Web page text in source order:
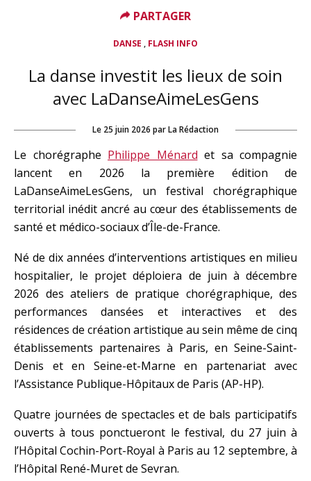
DANSE , FLASH INFO
La danse investit les lieux de soin
avec LaDanseAimeLesGens
Le 25 juin 2026 parLa Rédaction
Le chorégraphe Philippe Ménard et sa compagnie
lancent en 2026 la première édition de
LaDanseAimeLesGens, un festival chorégraphique
territorial inédit ancré au cœur des établissements de
santé et médico-sociaux d’Île-de-France.
Né de dix années d’interventions artistiques en milieu
hospitalier, le projet déploiera de juin à décembre
2026 des ateliers de pratique chorégraphique, des
performances dansées et interactives et des
résidences de création artistique au sein même de cinq
établissements partenaires à Paris, en Seine-Saint-
Denis et en Seine-et-Marne en partenariat avec
l’Assistance Publique-Hôpitaux de Paris (AP-HP).
Quatre journées de spectacles et de bals participatifs
ouverts à tous ponctueront le festival, du 27 juin à
l’Hôpital Cochin-Port-Royal à Paris au 12 septembre, à
l’Hôpital René-Muret de Sevran.
PARTAGER